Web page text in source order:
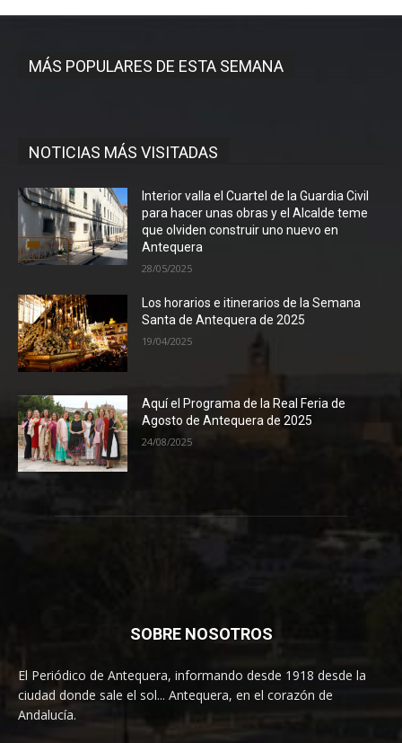
MÁS POPULARES DE ESTA SEMANA
NOTICIAS MÁS VISITADAS
Interior valla el Cuartel de la Guardia Civil
para hacer unas obras y el Alcalde teme
que olviden construir uno nuevo en
Antequera
28/05/2025
Los horarios e itinerarios de la Semana
Santa de Antequera de 2025
19/04/2025
Aquí el Programa de la Real Feria de
Agosto de Antequera de 2025
24/08/2025
SOBRE NOSOTROS
El Periódico de Antequera, informando desde 1918 desde la
ciudad donde sale el sol... Antequera, en el corazón de
Andalucía.